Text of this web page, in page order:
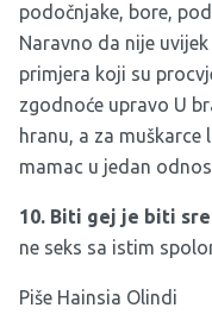
podočnjake, bore,
Naravno da nije
primjera koji su
zgodnoće upravo U
hranu, a za muškarce
mamac u jedan
10. Biti gej je biti
ne seks sa istim
Piše Hainsia Olindi